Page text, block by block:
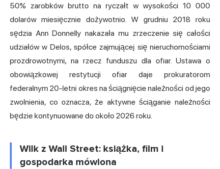
50% zarobków brutto na ryczałt w wysokości 10 000
dolarów miesięcznie dożywotnio. W grudniu 2018 roku
sędzia Ann Donnelly nakazała mu zrzeczenie się całości
udziałów w Delos, spółce zajmującej się nieruchomościami
prozdrowotnymi, na rzecz funduszu dla ofiar. Ustawa o
obowiązkowej restytucji ofiar daje prokuratorom
federalnym 20-letni okres na ściągnięcie należności od jego
zwolnienia, co oznacza, że aktywne ściąganie należności
będzie kontynuowane do około 2026 roku.
Wilk z Wall Street: książka, film i
gospodarka mówiona